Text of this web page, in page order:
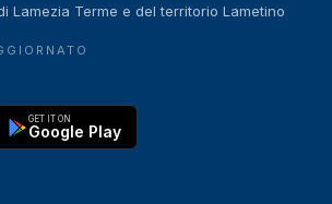
Lamezia Terme e del territorio Lametino
GET IT ON
Google Play